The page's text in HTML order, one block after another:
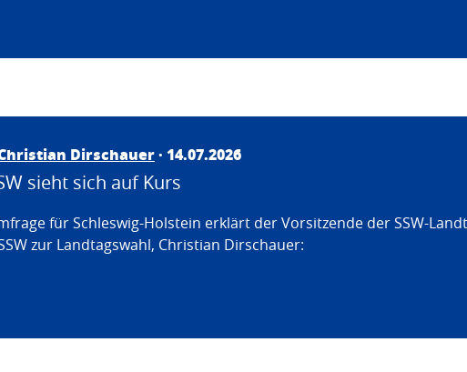
Dirschauer· 14.07.2026
sieht sich auf Kurs
für Schleswig-Holstein erklärt der Vorsitzende der SSW-
zur Landtagswahl, Christian Dirschauer: